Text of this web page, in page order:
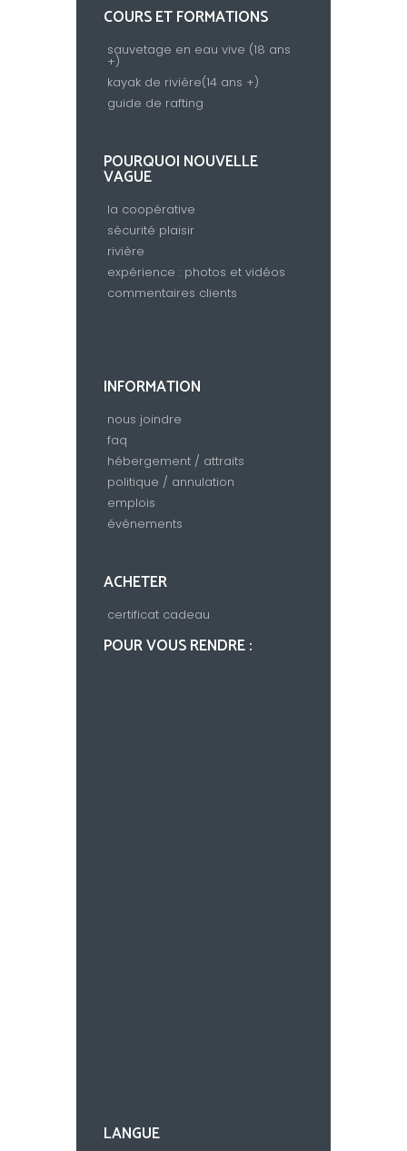
COURS ET FORMATIONS
sauvetage en eau vive (18 ans
+)
kayak de rivière(14 ans +)
guide de rafting
POURQUOI NOUVELLE
VAGUE
la coopérative
sécurité plaisir
rivière
expérience : photos et vidéos
commentaires clients
INFORMATION
nous joindre
faq
hébergement / attraits
politique / annulation
emplois
événements
ACHETER
certificat cadeau
POUR VOUS RENDRE :
LANGUE